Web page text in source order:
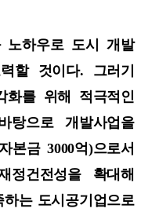
노하우로 도시 개발
할 것이다. 그러기
화를 위해 적극적인
탕으로 개발사업을
본금 3000억)으로서
정건전성을 확대해
는 도시공기업으로